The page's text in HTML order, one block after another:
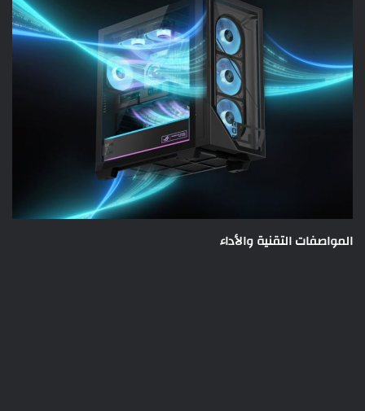
المواصفات التقنية والأداء